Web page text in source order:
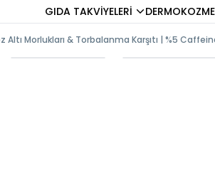
GIDA TAKVİYELERİ
Altı Morlukları & Torbalanma Karşıtı | %5